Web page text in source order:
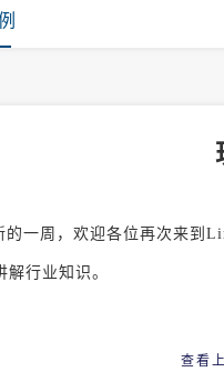
的一周，欢迎各位再次来到
解行业知识。
查看